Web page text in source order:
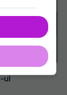
care
ul